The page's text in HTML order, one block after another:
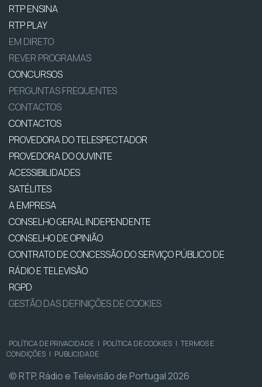
RTP ENSINA
RTP PLAY
EM DIRETO
REVER PROGRAMAS
CONCURSOS
PERGUNTAS FREQUENTES
CONTACTOS
CONTACTOS
PROVEDORA DO TELESPECTADOR
PROVEDORA DO OUVINTE
ACESSIBILIDADES
SATÉLITES
A EMPRESA
CONSELHO GERAL INDEPENDENTE
CONSELHO DE OPINIÃO
CONTRATO DE CONCESSÃO DO SERVIÇO PÚBLICO DE
RÁDIO E TELEVISÃO
RGPD
GESTÃO DAS DEFINIÇÕES DE COOKIES
POLÍTICA DE PRIVACIDADE | POLÍTICA DE COOKIES | TERMOS E
CONDIÇÕES | PUBLICIDADE
© RTP, Rádio e Televisão de Portugal 2026